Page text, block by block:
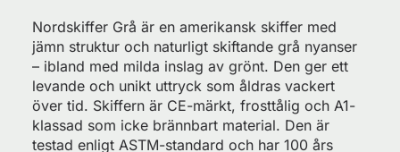
Nordskiffer Grå är en amerikansk skiffer med
jämn struktur och naturligt skiftande grå nyanser
– ibland med milda inslag av grönt. Den ger ett
levande och unikt uttryck som åldras vackert
över tid. Skiffern är CE-märkt, frosttålig och A1-
klassad som icke brännbart material. Den är
testad enligt ASTM-standard och har 100 års